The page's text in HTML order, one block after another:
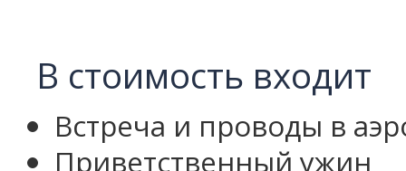
В стоимость входит
Встреча и проводы в
Приветственный ужин